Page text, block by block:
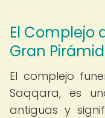
El Complejo
Gran
El complejo
Saqqara, es
antiguas y